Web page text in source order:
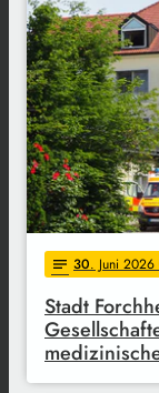
notes 30. Juni 2026
Stadt